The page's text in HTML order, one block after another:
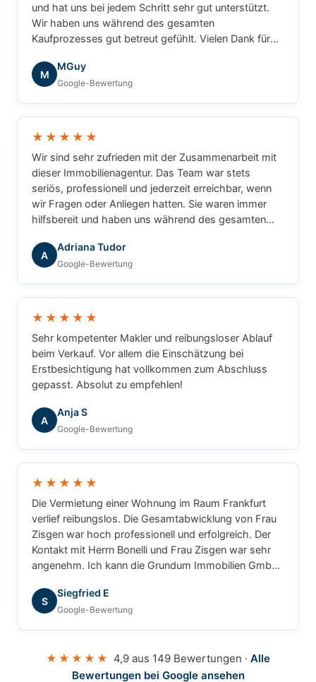
und hat uns bei jedem Schritt sehr gut unterstützt.
Wir haben uns während des gesamten
Kaufprozesses gut betreut gefühlt. Vielen Dank für
M
MGuy
Google-Bewertung
★★★★★
Wir sind sehr zufrieden mit der Zusammenarbeit mit
dieser Immobilienagentur. Das Team war stets
seriös, professionell und jederzeit erreichbar, wenn
wir Fragen oder Anliegen hatten. Sie waren immer
hilfsbereit und haben uns während des gesamten
Agentur mit gutem Gewissen weiterempfehlen.
A
Adriana Tudor
Google-Bewertung
★★★★★
Sehr kompetenter Makler und reibungsloser Ablauf
beim Verkauf. Vor allem die Einschätzung bei
Erstbesichtigung hat vollkommen zum Abschluss
gepasst. Absolut zu empfehlen!
A
Anja S
Google-Bewertung
★★★★★
Die Vermietung einer Wohnung im Raum Frankfurt
verlief reibungslos. Die Gesamtabwicklung von Frau
Zisgen war hoch professionell und erfolgreich. Der
Kontakt mit Herrn Bonelli und Frau Zisgen war sehr
angenehm. Ich kann die Grundum Immobilien GmbH
S
Siegfried E
Google-Bewertung
★★★★★ 4,9 aus 149 Bewertungen · Alle
Bewertungen bei Google ansehen